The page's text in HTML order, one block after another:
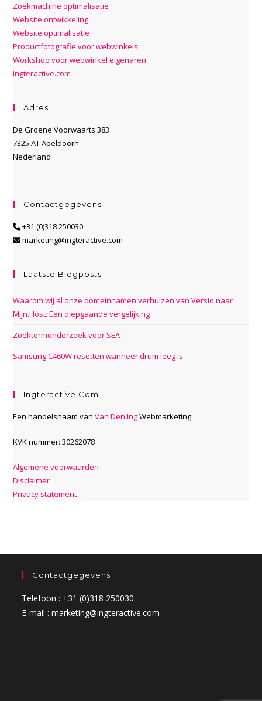
Zoekmachine optimalisatie
Website ontwikkeling
Website optimalisatie
Productfotografie voor webwinkels
Workshop voor webwinkel eigenaren
Ingteractive.com
Adres
De Groene Voorwaarts 383
7325 AT Apeldoorn
Nederland
Contactgegevens
+31 (0)318 250030
marketing@ingteractive.com
Laatste Blogposts
Waarom wij al onze domeinnamen verhuizen van Versio naar
Mijn.Host: Een diepgaande vergelijking
Zoektermonderzoek voor SEA
Samsung C460W resetten wanneer drum leeg is
Ingteractive.com
Een handelsnaam vanVan Den IngWebmarketing
KVK nummer: 30262078
Algemene voorwaarden
Disclaimer
Privacy statement
Contactgegevens
Telefoon : +31 (0)318 250030
E-mail : marketing@ingteractive.com